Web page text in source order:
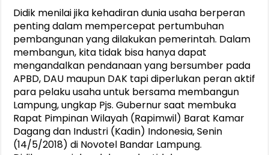
Didik menilai jika kehadiran dunia usaha berperan
penting dalam mempercepat pertumbuhan
pembangunan yang dilakukan pemerintah. Dalam
membangun, kita tidak bisa hanya dapat
mengandalkan pendanaan yang bersumber pada
APBD, DAU maupun DAK tapi diperlukan peran aktif
para pelaku usaha untuk bersama membangun
Lampung, ungkap Pjs. Gubernur saat membuka
Rapat Pimpinan Wilayah (Rapimwil) Barat Kamar
Dagang dan Industri (Kadin) Indonesia, Senin
(14/5/2018) di Novotel Bandar Lampung.